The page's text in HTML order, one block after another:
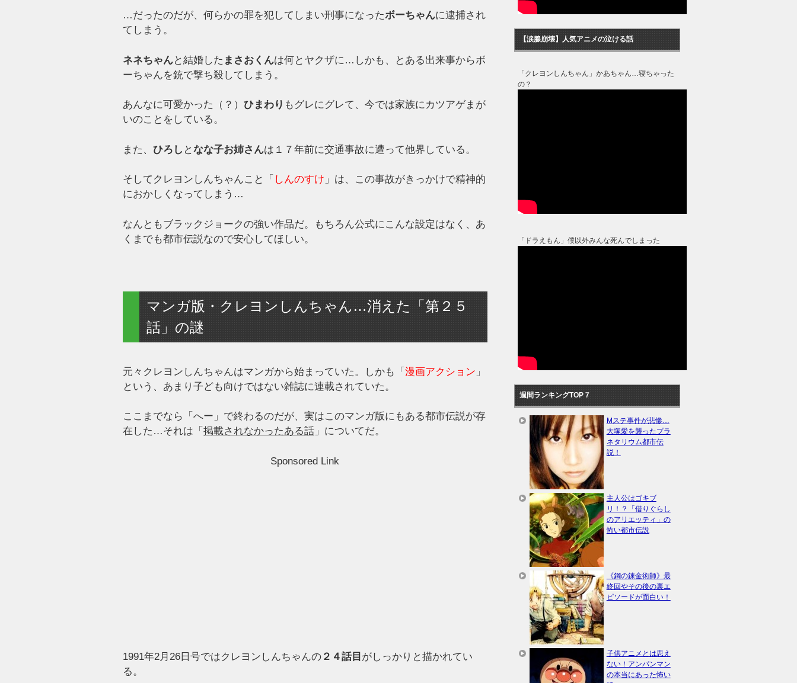
…だったのだが、何らかの罪を犯してしまい刑事になったボーちゃんに逮捕され
てしまう。
ネネちゃんと結婚した まさおくんは何とヤクザに…しかも、とある出来事からボ
ーちゃんを銃で撃ち殺してしまう。
あんなに可愛かった（？） ひまわり もグレにグレて、今では家族にカツアゲまが
いのことをしている。
また、 ひろし となな子お姉さんは１７年前に交通事故に遭って他界している。
そしてクレヨンしんちゃんこと「 しんのすけ 」は、この事故がきっかけで精神的
におかしくなってしまう…
なんともブラックジョークの強い作品だ。もちろん公式にこんな設定はなく、あ
くまでも都市伝説なので安心してほしい。
マンガ版・クレヨンしんちゃん…消えた「第２５
話」の謎
元々クレヨンしんちゃんはマンガから始まっていた。しかも「 漫画アクション 」
という、あまり子ども向けではない雑誌に連載されていた。
ここまでなら「へー」で終わるのだが、実はこのマンガ版にもある都市伝説が存
在した…それは「 掲載されなかったある話 」についてだ。
Sponsored Link
1991年2月26日号ではクレヨンしんちゃんの ２４話目 がしっかりと描かれてい
る。
【涙腺崩壊】人気アニメの泣ける話
「クレヨンしんちゃん」かあちゃん…寝ちゃった
の？
「ドラえもん」僕以外みんな死んでしまった
週間ランキングTOP７
Mステ事件が悲惨…
大塚愛を襲ったプラ
ネタリウム都市伝
説！
主人公はゴキブ
リ！？「借りぐらし
のアリエッティ」の
怖い都市伝説
《鋼の錬金術師》最
終回やその後の裏エ
ピソードが面白い！
子供アニメとは思え
ない！アンパンマン
の本当にあった怖い